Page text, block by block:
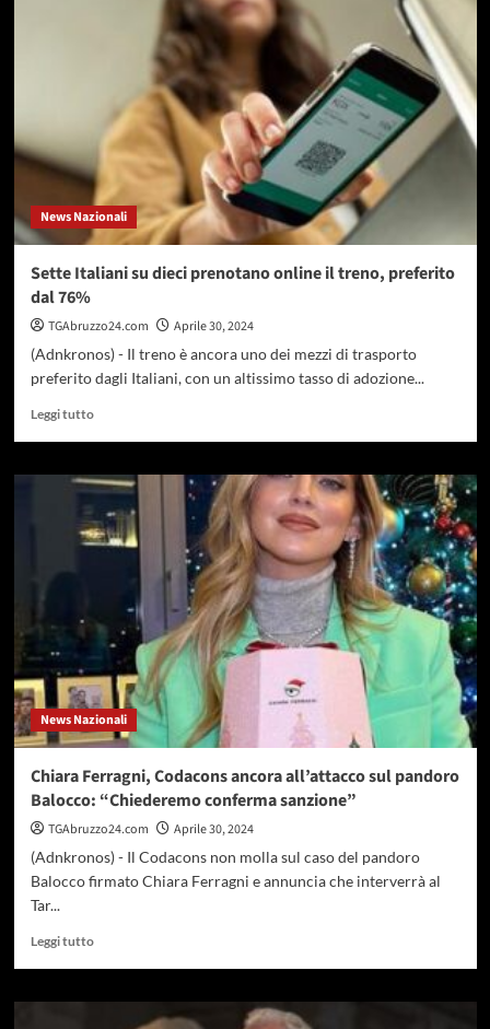
Galaxy,
ecco
News Nazionali
Sette Italiani su dieci prenotano online il treno, preferito
dal 76%
TGAbruzzo24.com
Aprile 30, 2024
(Adnkronos) - Il treno è ancora uno dei mezzi di trasporto
preferito dagli Italiani, con un altissimo tasso di adozione...
Leggi tuttoLeggi
su
Sette
Italiani
su
treno,
preferito
dal
76%
News Nazionali
Chiara Ferragni, Codacons ancora all’attacco sul pandoro
Balocco: “Chiederemo conferma sanzione”
TGAbruzzo24.com
Aprile 30, 2024
(Adnkronos) - Il Codacons non molla sul caso del pandoro
Balocco firmato Chiara Ferragni e annuncia che interverrà al
Tar...
Leggi tuttoLeggi
su